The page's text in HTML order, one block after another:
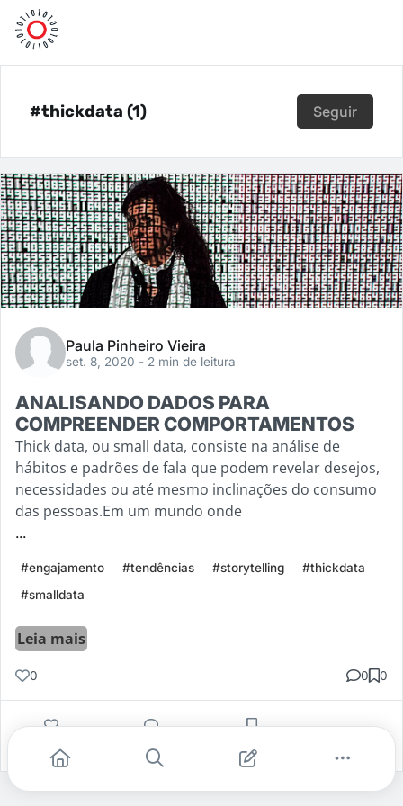
#thickdata (1) Seguir
Paula Pinheiro Vieira
set. 8, 2020 - 2 min de leitura
ANALISANDO DADOS PARA
COMPREENDER COMPORTAMENTOS
Thick data, ou small data, consiste na análise de
hábitos e padrões de fala que podem revelar desejos,
necessidades ou até mesmo inclinações do consumo
das pessoas.Em um mundo onde
...
#engajamento #tendências #storytelling
#thickdata
#smalldata
Leia mais
0 0 0
Gostei Comentar Salvar